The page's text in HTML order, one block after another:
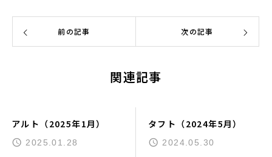
前の記事 次の記事
関連記事
アルト（2025年1月）
2025.01.28
タフト（2024年5月）
2024.05.30